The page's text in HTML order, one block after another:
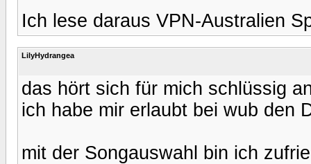
Ich lese daraus VPN-Australien
LilyHydrangea
das hört sich für mich schlüssig
ich habe mir erlaubt bei wub den
mit der Songauswahl bin ich